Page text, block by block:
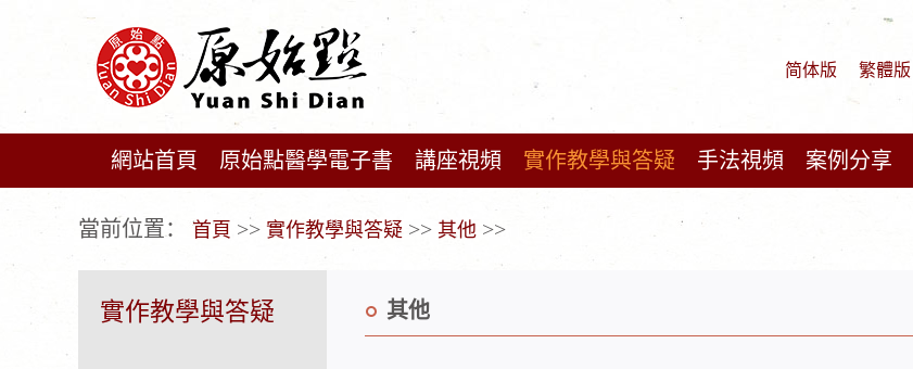
简体版 繁體版
網站首頁 原始點醫學電子書 講座視頻 實作教學與答疑 手法視頻 案例分享
當前位置： 首頁 >> 實作教學與答疑 >> 其他 >>
實作教學與答疑 其他